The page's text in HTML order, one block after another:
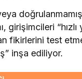
girişimcileri
fikirlerini test
inşa ediliyor.